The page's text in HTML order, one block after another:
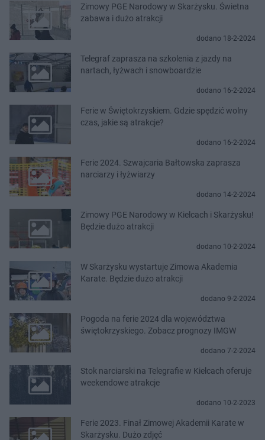
Zimowy PGE Narodowy w Skarżysku. Świetna
zabawa i dużo atrakcji
dodano 18-2-2024
Telegraf zaprasza na szkolenia z jazdy na
nartach, łyżwach i snowboardzie
dodano 16-2-2024
Ferie w Świętokrzyskiem. Gdzie spędzić wolny
czas, jakie są atrakcje?
dodano 16-2-2024
Ferie 2024. Szwajcaria Bałtowska zaprasza
narciarzy i łyżwiarzy
dodano 14-2-2024
Zimowy PGE Narodowy w Kielcach i Skarżysku!
Będzie dużo atrakcji
dodano 10-2-2024
W Skarżysku wystartuje Zimowa Akademia
Karate. Będzie dużo atrakcji
dodano 9-2-2024
Pogoda na ferie 2024 dla województwa
świętokrzyskiego. Zobacz prognozy IMGW
dodano 7-2-2024
Stok narciarski na Telegrafie w Kielcach oferuje
weekendowe atrakcje
dodano 10-2-2023
Ferie 2023. Finał Zimowej Akademii Karate w
Skarżysku. Dużo zdjęć